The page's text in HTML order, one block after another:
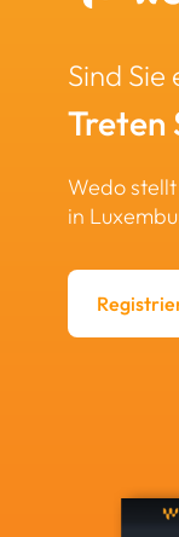
Sind
Treten
Wedo
in